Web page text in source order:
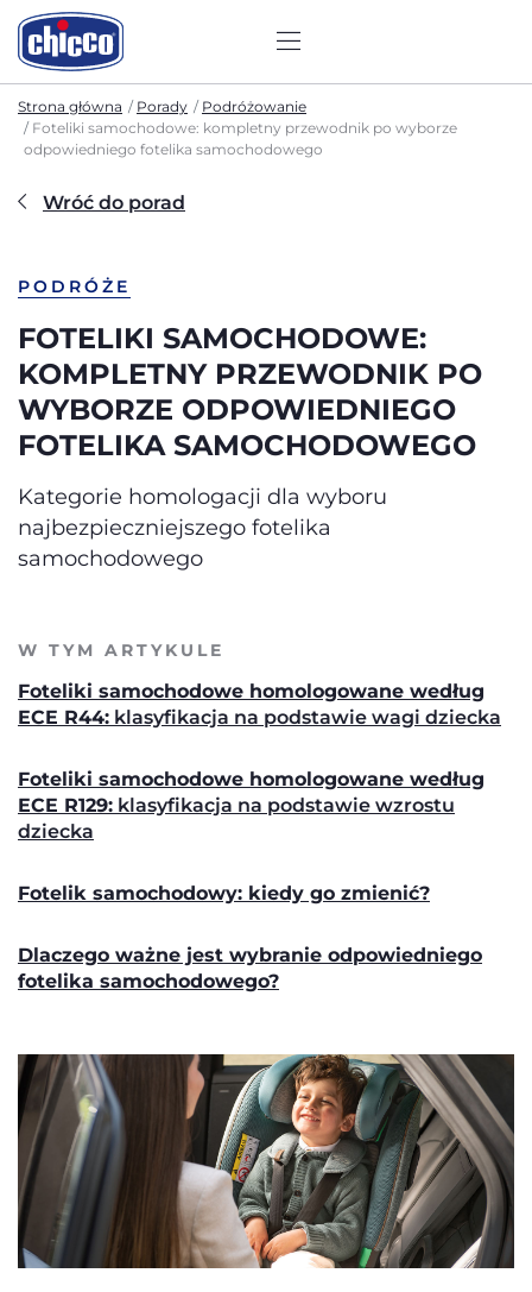
Strona główna Porady
Podróżowanie
Foteliki samochodowe: kompletny przewodnik po wyborze
odpowiedniego fotelika samochodowego
Wróć do porad
PODRÓŻE
FOTELIKI SAMOCHODOWE:
KOMPLETNY PRZEWODNIK PO
WYBORZE ODPOWIEDNIEGO
FOTELIKA SAMOCHODOWEGO
Kategorie homologacji dla wyboru
najbezpieczniejszego fotelika
samochodowego
W TYM ARTYKULE
Foteliki samochodowe homologowane według
ECE R44: klasyfikacja na podstawie wagi dziecka
Foteliki samochodowe homologowane według
ECE R129: klasyfikacja na podstawie wzrostu
dziecka
Fotelik samochodowy: kiedy go zmienić?
Dlaczego ważne jest wybranie odpowiedniego
fotelika samochodowego?